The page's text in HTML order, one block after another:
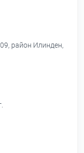
район Илинден,